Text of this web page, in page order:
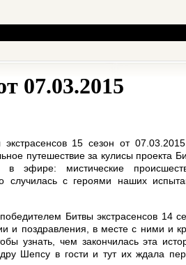
07.03.2015
15 сезон от
путешествие за кулисы проекта
эфире: мистические
случилась с героями наших
Битвы экстрасенсов 14
и поздравления, в месте с ними и
узнать, чем закончилась эта
Шепсу в гости и тут их ждала